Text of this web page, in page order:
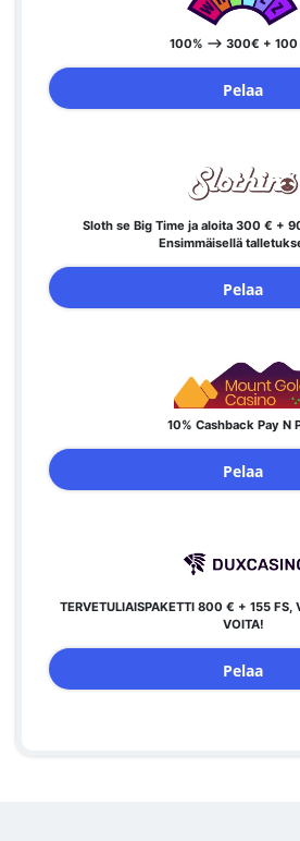
100% --> 300€ + 100
Pelaa
Sloth se Big Time ja aloita 300 € +
Ensimmäisellä
Pelaa
10% Cashback Pay N
Pelaa
TERVETULIAISPAKETTI 800 € + 155 FS,
VOITA!
Pelaa